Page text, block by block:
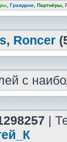
Граждане Партнёры
, Roncer
с
|